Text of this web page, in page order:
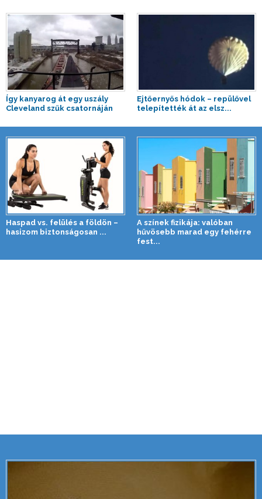
Így kanyarog át egy uszály
Cleveland szűk csatornáján
Ejtőernyős hódok – repülővel
telepítették át az elsz...
Haspad vs. felülés a földön –
hasizom biztonságosan ...
A színek fizikája: valóban
hűvösebb marad egy fehérre
fest...